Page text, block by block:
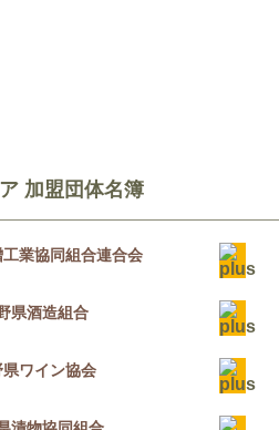
加盟団体名簿
業協同組合連合会
県酒造組合
県ワイン協会